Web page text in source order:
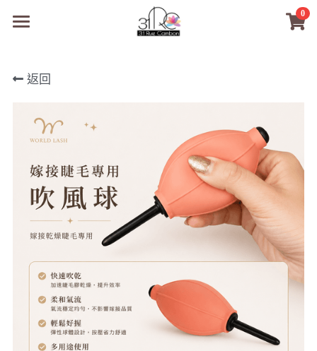
0
商品
PreMedi眼部護理
PreMedi眼部護理
數位電子書
經典單根圓毛
超值購物金
WL睫毛
小紅書款
扁毛調色
WORLDLASH
睫毛黑膠
Sale睫毛
品牌開店包
OEM訂製
技術課程
教學教室
NEA睫毛協會
搜索
返回
×
商品分類
所有商品分類